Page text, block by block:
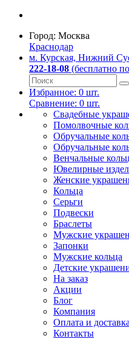
Город: Москва
Краснодар
м. Курская, Нижний
222-18-08 (бесплатно
Избранное: 0 шт.
Сравнение: 0 шт.
Свадебные
Помолвочные
Обручальные
Обручальные
Венчальные
Ювелирные
Женские
Кольца
Серьги
Подвески
Браслеты
Мужские
Запонки
Мужские кольца
Детские
На заказ
Акции
Блог
Компания
Оплата и доставка
Контакты